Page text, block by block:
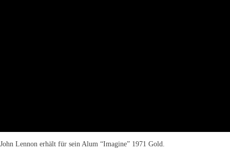
John Lennon erhält für sein Alum “Imagine” 1971 Gold.